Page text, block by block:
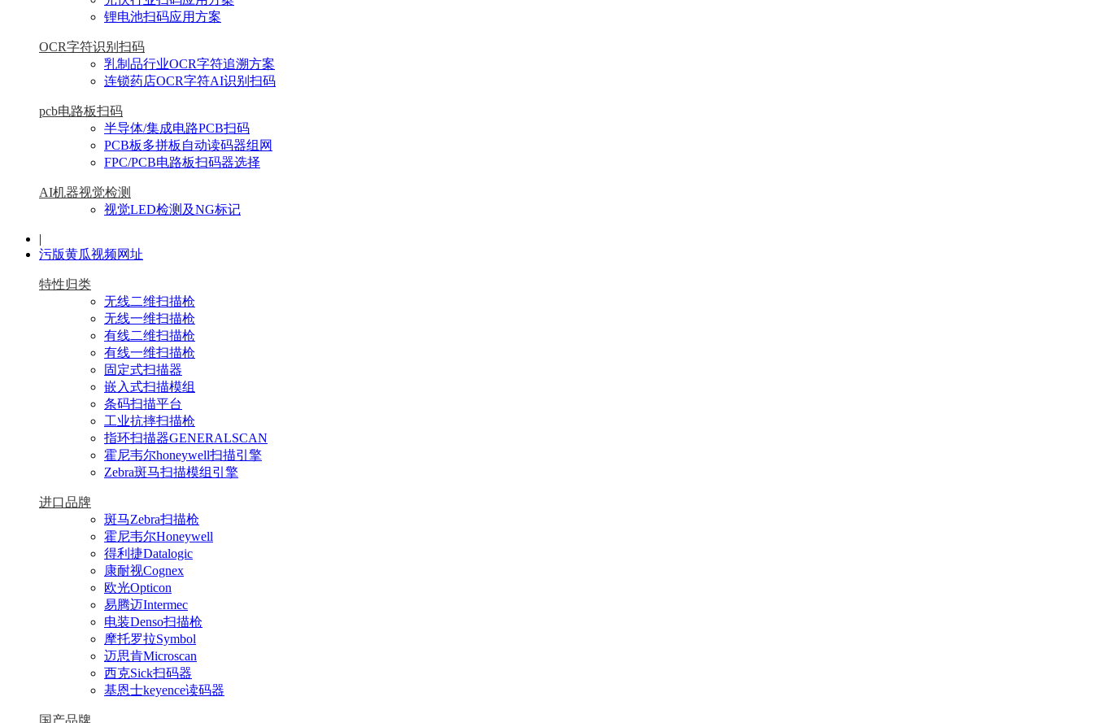
锂电池扫码应用方案
OCR字符识别扫码
乳制品行业OCR字符追溯方案
连锁药店OCR字符AI识别扫码
pcb电路板扫码
半导体/集成电路PCB扫码
PCB板多拼板自动读码器组网
FPC/PCB电路板扫码器选择
AI机器视觉检测
视觉LED检测及NG标记
|
污版黄瓜视频网址
特性归类
无线二维扫描枪
无线一维扫描枪
有线二维扫描枪
有线一维扫描枪
固定式扫描器
嵌入式扫描模组
条码扫描平台
工业抗摔扫描枪
指环扫描器GENERALSCAN
霍尼韦尔honeywell扫描引擎
Zebra斑马扫描模组引擎
进口品牌
斑马Zebra扫描枪
霍尼韦尔Honeywell
得利捷Datalogic
康耐视Cognex
欧光Opticon
易腾迈Intermec
电装Denso扫描枪
摩托罗拉Symbol
迈思肯Microscan
西克Sick扫码器
基恩士keyence读码器
国产品牌